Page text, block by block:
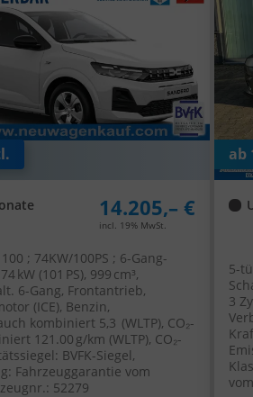
14.205,– €
incl. 19% MwSt.
; 74KW/100PS ; 6-Gang-
kW (101 PS), 999 cm³,
6-Gang, Frontantrieb,
(ICE), Benzin,
kombiniert 5,3 (WLTP), CO₂-
121.00 g/km (WLTP), CO₂-
BVFK-Siegel,
Fahrzeuggarantie vom
52279
ab
5-
3